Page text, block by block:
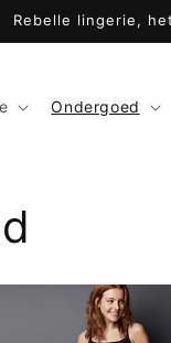
Rebelle lingerie,
Ondergoed